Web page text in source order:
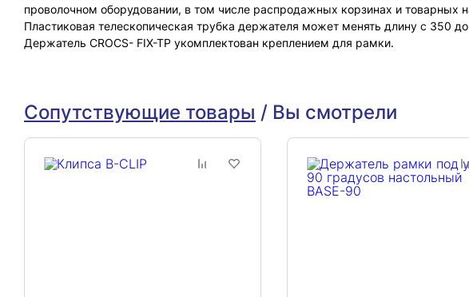
проволочном оборудовании, в том числе распродажных корзинах и товарных
Пластиковая телескопическая трубка держателя может менять длину с 350
Держатель CROCS- FIX-TP укомплектован креплением для рамки.
Сопутствующие товары / Вы смотрели